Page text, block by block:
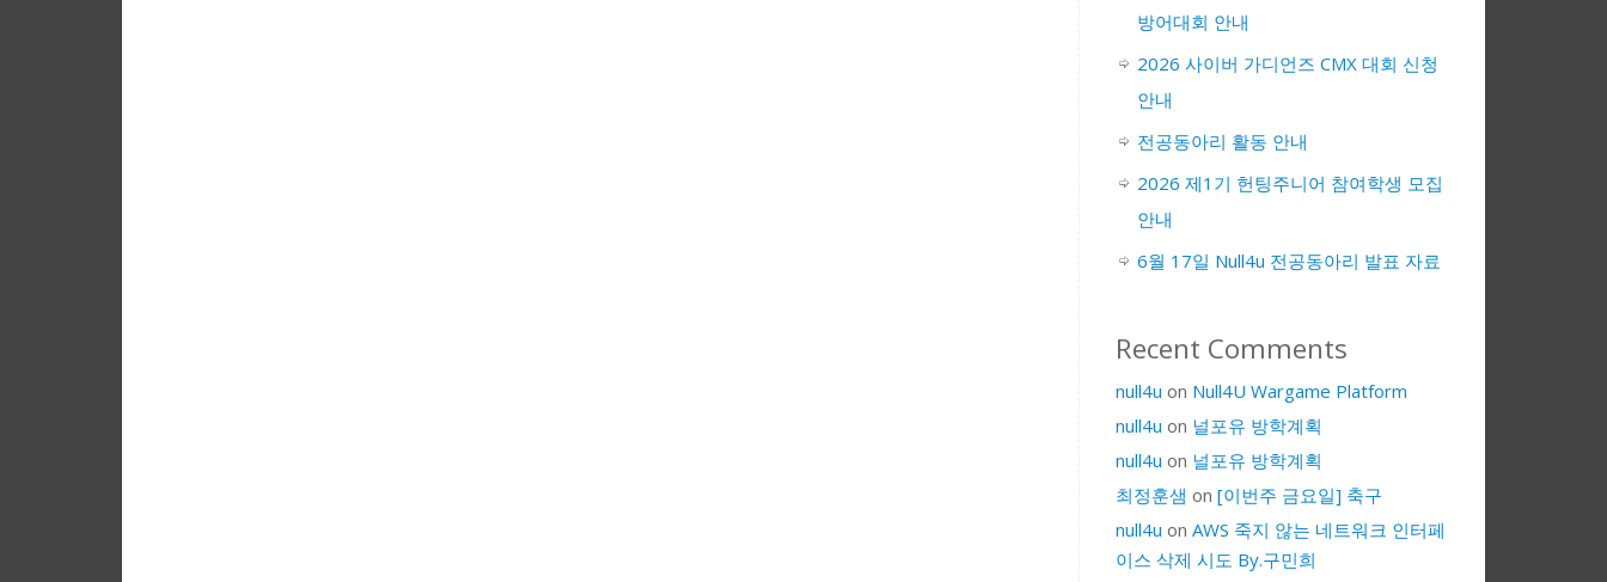
방어대회 안내
2026 사이버 가디언즈 CMX 대회 신청
안내
전공동아리 활동 안내
2026 제1기 헌팅주니어 참여학생 모집
안내
6월 17일 Null4u 전공동아리 발표 자료
Recent Comments
null4u on Null4U Wargame Platform
null4u on 널포유 방학계획
null4u on 널포유 방학계획
최정훈샘 on [이번주 금요일] 축구
null4u on AWS 죽지 않는 네트워크 인터페
이스 삭제 시도 By.구민희